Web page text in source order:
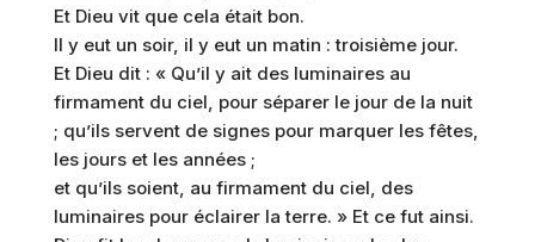
Et Dieu vit que cela était bon.
Il y eut un soir, il y eut un matin : troisième jour.
Et Dieu dit : « Qu’il y ait des luminaires au
firmament du ciel, pour séparer le jour de la nuit
; qu’ils servent de signes pour marquer les fêtes,
les jours et les années ;
et qu’ils soient, au firmament du ciel, des
luminaires pour éclairer la terre. » Et ce fut ainsi.